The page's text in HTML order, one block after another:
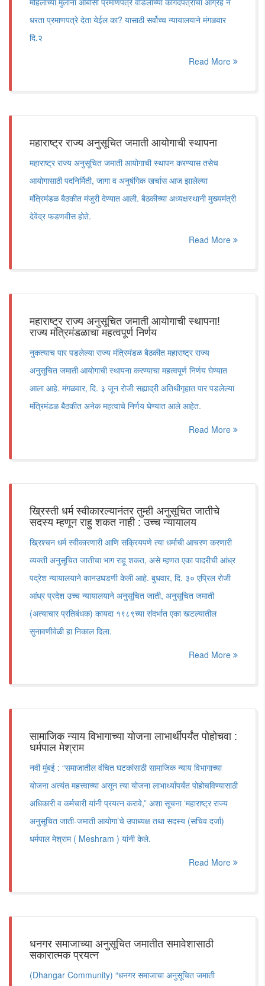
धरता प्रमाणपत्रे देता येईल का? यासाठी सर्वोच्च न्यायालयाने मंगळवार
दि.२
Read More
महाराष्ट्र राज्य अनुसूचित जमाती आयोगाची स्थापना
महाराष्ट्र राज्य अनुसूचित जमाती आयोगाची स्थापन करण्यास तसेच
आयोगासाठी पदनिर्मिती, जागा व अनुषंगिक खर्चास आज झालेल्या
मंत्रिमंडळ बैठकीत मंजुरी देण्यात आली. बैठकीच्या अध्यक्षस्थानी मुख्यमंत्री
देवेंद्र फडणवीस होते.
Read More
महाराष्ट्र राज्य अनुसूचित जमाती आयोगाची स्थापना!
राज्य मंत्रिमंडळाचा महत्वपूर्ण निर्णय
नुकत्याच पार पडलेल्या राज्य मंत्रिमंडळ बैठकीत महाराष्ट्र राज्य
अनुसूचित जमाती आयोगाची स्थापना करण्याचा महत्वपूर्ण निर्णय घेण्यात
आला आहे. मंगळवार, दि. ३ जून रोजी सह्याद्री अतिथीगृहात पार पडलेल्या
मंत्रिमंडळ बैठकीत अनेक महत्वाचे निर्णय घेण्यात आले आहेत.
Read More
ख्रिस्ती धर्म स्वीकारल्यानंतर तुम्ही अनुसूचित जातीचे
सदस्य म्हणून राहु शकत नाही : उच्च न्यायालय
ख्रिश्चन धर्म स्वीकारणारी आणि सक्रियपणे त्या धर्माची आचरण करणारी
व्यक्ती अनुसूचित जातीचा भाग राहू शकत, असे म्हणत एका पादरीची आंध्र
पद्रेश न्यायालयाने कानउघडणी केली आहे. बुधवार, दि. ३० एप्रिल रोजी
आंध्र प्रदेश उच्च न्यायालयाने अनुसूचित जाती, अनुसूचित जमाती
(अत्याचार प्रतिबंधक) कायदा १९८९च्या संदर्भात एका खटल्यातील
सुनावणीवेळी हा निकाल दिला.
Read More
सामाजिक न्याय विभागाच्या योजना लाभार्थींपर्यंत पोहोचवा :
धर्मपाल मेश्राम
नवी मुंबई : “समाजातील वंचित घटकांसाठी सामाजिक न्याय विभागाच्या
योजना अत्यंत महत्त्वाच्या असून त्या योजना लाभार्थ्यांपर्यंत पोहोचविण्यासाठी
अधिकारी व कर्मचारी यांनी प्रयत्न करावे,” अशा सूचना ‘महाराष्ट्र राज्य
अनुसूचित जाती-जमाती आयोगा’चे उपाध्यक्ष तथा सदस्य (सचिव दर्जा)
धर्मपाल मेश्राम ( Meshram ) यांनी केले.
Read More
धनगर समाजाच्या अनुसूचित जमातीत समावेशासाठी
सकारात्मक प्रयत्न
(Dhangar Community) “धनगर समाजाचा अनुसूचित जमाती